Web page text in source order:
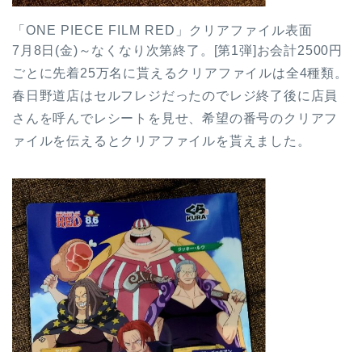
「ONE PIECE FILM RED」クリアファイル表面
7月8日(金)～なくなり次第終了。[第1弾]お会計2500円
ごとに先着25万名に貰えるクリアファイルは全4種類。
春日野道店はセルフレジだったのでレジ終了後に店員
さんを呼んでレシートを見せ、希望の番号のクリアフ
ァイルを伝えるとクリアファイルを貰えました。